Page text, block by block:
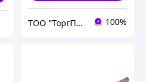
ТОО "ТоргПром" 100%